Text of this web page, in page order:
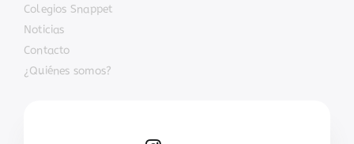
Colegios Snappet
Noticias
Contacto
¿Quiénes somos?